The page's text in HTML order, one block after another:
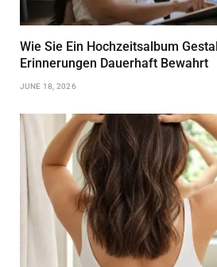
Wie Sie Ein Hochzeitsalbum
Erinnerungen Dauerhaft Bewahrt
JUNE 18, 2026